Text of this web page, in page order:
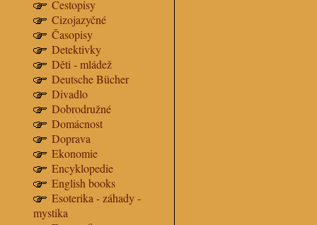
Cestopisy
Cizojazyčné
Časopisy
Detektivky
Děti - mládež
Deutsche Bücher
Divadlo
Dobrodružné
Domácnost
Doprava
Ekonomie
Encyklopedie
English books
Esoterika - záhady -
mystika